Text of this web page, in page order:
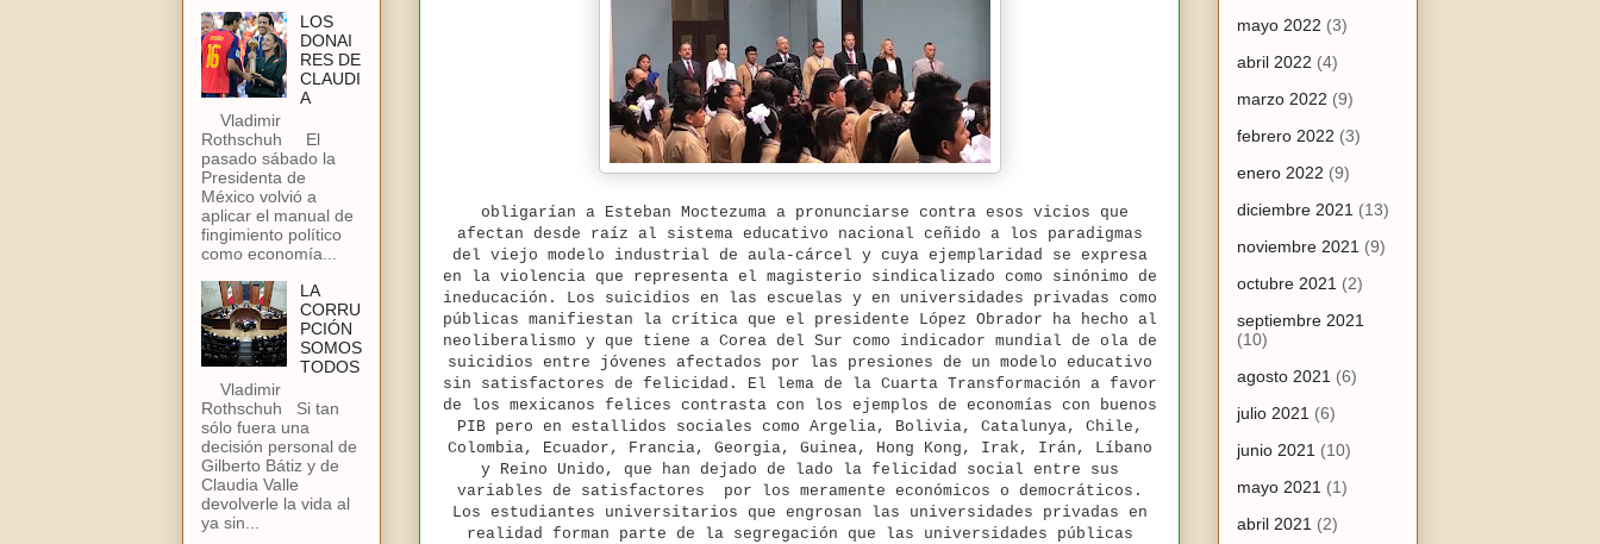
obligarían a Esteban Moctezuma a pronunciarse contra esos vicios que
afectan desde raíz al sistema educativo nacional ceñido a los paradigmas
del viejo modelo industrial de aula-cárcel y cuya ejemplaridad se expresa
en la violencia que representa el magisterio sindicalizado como sinónimo de
ineducación. Los suicidios en las escuelas y en universidades privadas como
públicas manifiestan la crítica que el presidente López Obrador ha hecho al
neoliberalismo y que tiene a Corea del Sur como indicador mundial de ola de
suicidios entre jóvenes afectados por las presiones de un modelo educativo
sin satisfactores de felicidad. El lema de la Cuarta Transformación a favor
de los mexicanos felices contrasta con los ejemplos de economías con buenos
PIB pero en estallidos sociales como Argelia, Bolivia, Catalunya, Chile,
Colombia, Ecuador, Francia, Georgia, Guinea, Hong Kong, Irak, Irán, Líbano
y Reino Unido, que han dejado de lado la felicidad social entre sus
variables de satisfactores por los meramente económicos o democráticos.
Los estudiantes universitarios que engrosan las universidades privadas en
realidad forman parte de la segregación que las universidades públicas
LOS
DONAI
RES DE
CLAUDI
A
Vladimir
Rothschuh El
pasado sábado la
Presidenta de
México volvió a
aplicar el manual de
fingimiento político
como economía...
LA
CORRU
PCIÓN
SOMOS
TODOS
Vladimir
Rothschuh Si tan
sólo fuera una
decisión personal de
Gilberto Bátiz y de
Claudia Valle
devolverle la vida al
ya sin...
mayo 2022 (3)
abril 2022 (4)
marzo 2022 (9)
febrero 2022 (3)
enero 2022 (9)
diciembre 2021 (13)
noviembre 2021 (9)
octubre 2021 (2)
septiembre 2021
(10)
agosto 2021 (6)
julio 2021 (6)
junio 2021 (10)
mayo 2021 (1)
abril 2021 (2)